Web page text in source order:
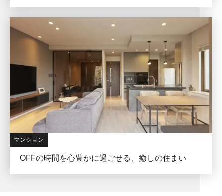
マンション
OFFの時間を心豊かに過ごせる、癒しの住まい